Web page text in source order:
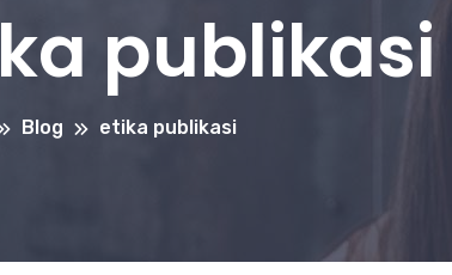
publikasi
Blog etika publikasi